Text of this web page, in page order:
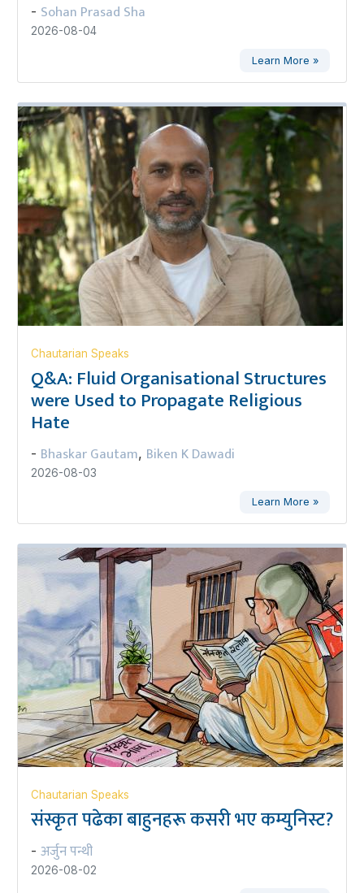
- Sohan Prasad Sha
2026-08-04
Learn More »
Chautarian Speaks
Q&A: Fluid Organisational Structures
were Used to Propagate Religious
Hate
- Bhaskar Gautam, Biken K Dawadi
2026-08-03
Learn More »
Chautarian Speaks
संस्कृत पढेका बाहुनहरू कसरी भए कम्युनिस्ट?
- अर्जुन पन्थी
2026-08-02